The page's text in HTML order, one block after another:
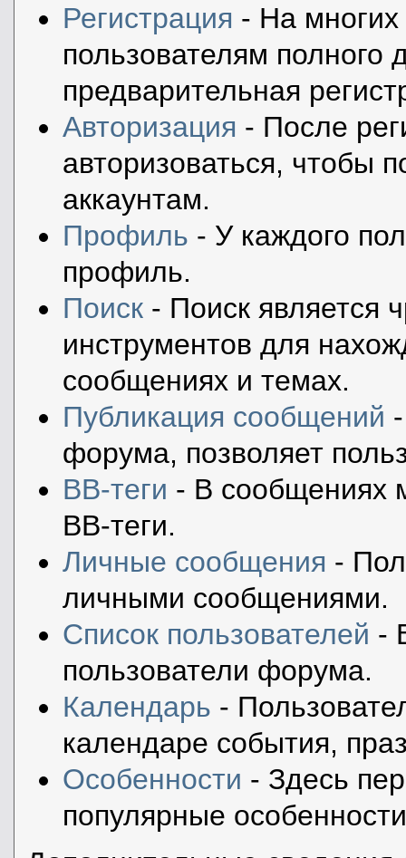
Регистрация - На
пользователям полного
предварительная
Авторизация - После
авторизоваться, чтобы
аккаунтам.
Профиль - У каждого
профиль.
Поиск- Поиск является
инструментов для
сообщениях и темах.
Публикация сообщений
форума, позволяет
BB-теги - В сообщениях
BB-теги.
Личные сообщения -
личными сообщениями.
Список пользователей -
пользователи форума.
Календарь -
календаре события,
Особенности - Здесь
популярные